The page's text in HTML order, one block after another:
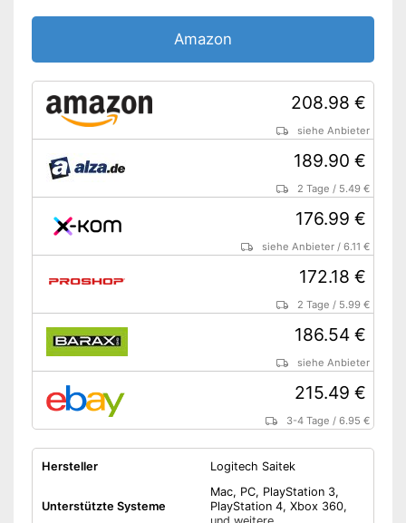
Amazon
208.98 €
siehe Anbieter
189.90 €
2 Tage / 5.49 €
176.99 €
siehe Anbieter /6.11 €
172.18 €
2 Tage / 5.99 €
186.54 €
siehe Anbieter
215.49 €
3-4 Tage /6.95 €
Hersteller Logitech Saitek
Unterstützte Systeme
Mac, PC, PlayStation 3,
PlayStation 4, Xbox 360,